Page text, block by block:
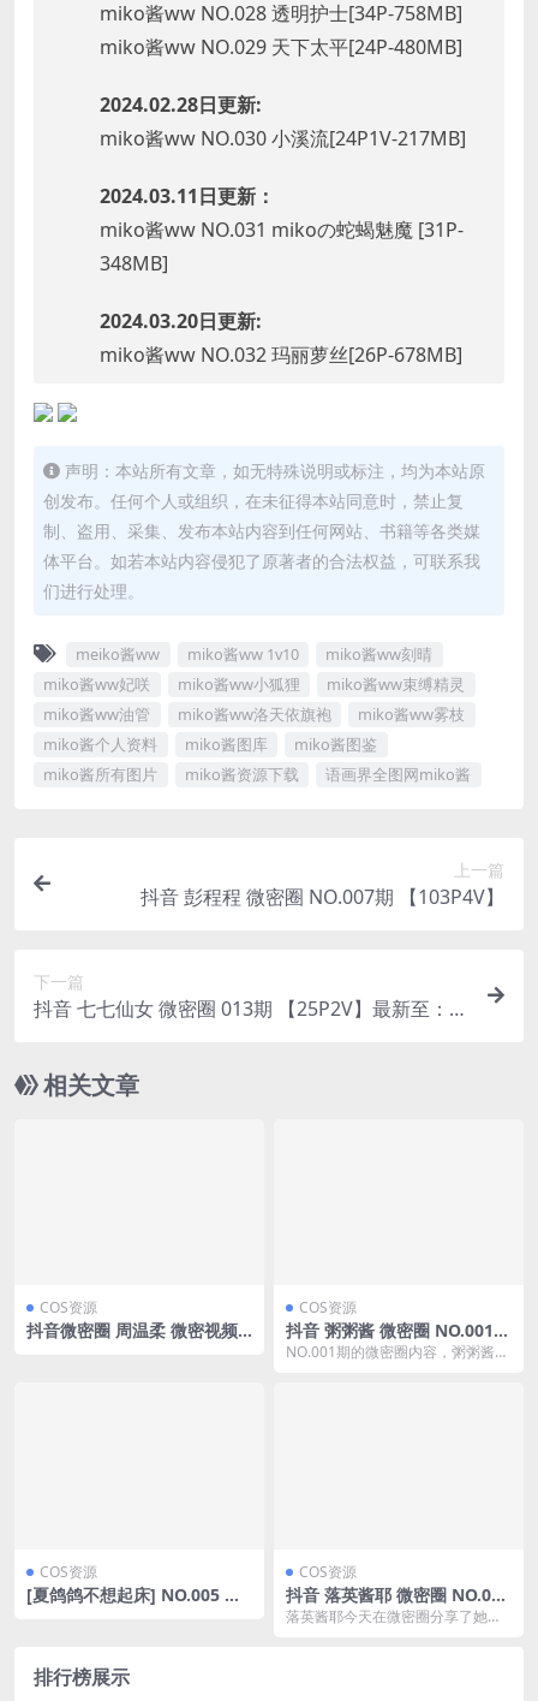
miko酱ww NO.028 透明护士[34P-758MB]
miko酱ww NO.029 天下太平[24P-480MB]
2024.02.28日更新:
miko酱ww NO.030 小溪流[24P1V-217MB]
2024.03.11日更新：
miko酱ww NO.031 mikoの蛇蝎魅魔 [31P-
348MB]
2024.03.20日更新:
miko酱ww NO.032 玛丽萝丝[26P-678MB]
声明：本站所有文章，如无特殊说明或标注，均为本站原
创发布。任何个人或组织，在未征得本站同意时，禁止复
制、盗用、采集、发布本站内容到任何网站、书籍等各类媒
体平台。如若本站内容侵犯了原著者的合法权益，可联系我
们进行处理。
meiko酱ww miko酱ww 1v10
miko酱ww刻晴
miko酱ww妃咲
miko酱ww小狐狸
miko酱ww束缚精灵
miko酱ww油管
miko酱ww洛天依旗袍
miko酱ww雾枝
miko酱个人资料
miko酱图库
miko酱图鉴
miko酱所有图片
miko酱资源下载 语画界全图网miko酱
上一篇
抖音 彭程程 微密圈 NO.007期 【103P4V】
下一篇
抖音 七七仙女 微密圈 013期 【25P2V】最新至：2
相关文章
COS资源
抖音微密圈 周温柔 微密视频
COS资源
抖音 粥粥酱 微密圈 NO.001期
【5P17V】(抖音粥粥是谁)
NO.001期的微密圈内容，粥粥酱给
COS资源
[夏鸽鸽不想起床] NO.005 黑
COS资源
抖音 落英酱耶 微密圈 NO.019
期 【6P15V】最新至：2023.1
落英酱耶今天在微密圈分享了她的
排行榜展示